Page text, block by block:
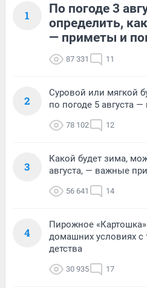
1
По погоде 3
определить,
— приметы и
87 331 11
2
Суровой или мягкой
по погоде 5 августа
78 102 12
3
Какой будет зима,
августа, — важные
56 641 14
4
Пирожное
домашних условиях
детства
30 935 17